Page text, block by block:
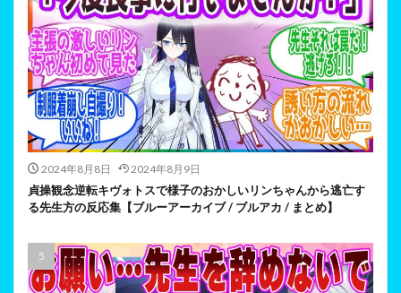
2024年8月8日 2024年8月9日
貞操観念逆転キヴォトスで様子のおかしいリンちゃんから逃亡す
る先生方の反応集【ブルーアーカイブ / ブルアカ / まとめ】